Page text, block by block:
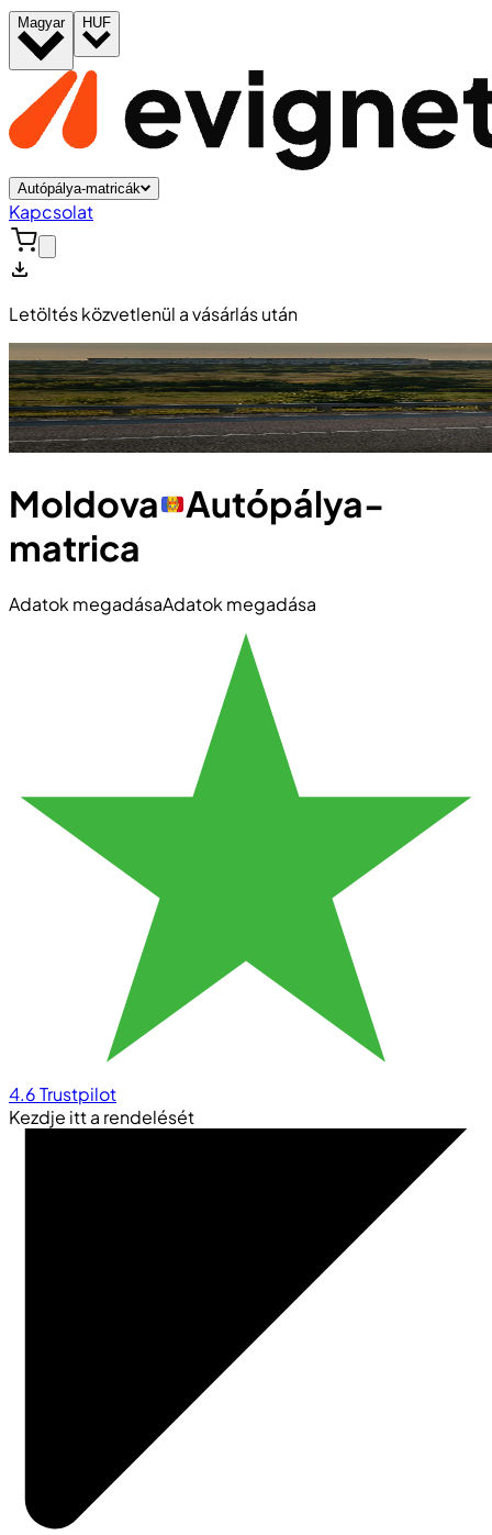
Magyar HUF
Autópálya-matricák
Kapcsolat
Letöltés közvetlenül a vásárlás után
Moldova
Autópálya-
matrica
Adatok megadásaAdatok megadása
4.6Trustpilot
Kezdje itt a rendelését